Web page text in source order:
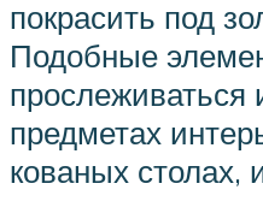
покрасить под
Подобные
прослеживаться
предметах
кованых столах,